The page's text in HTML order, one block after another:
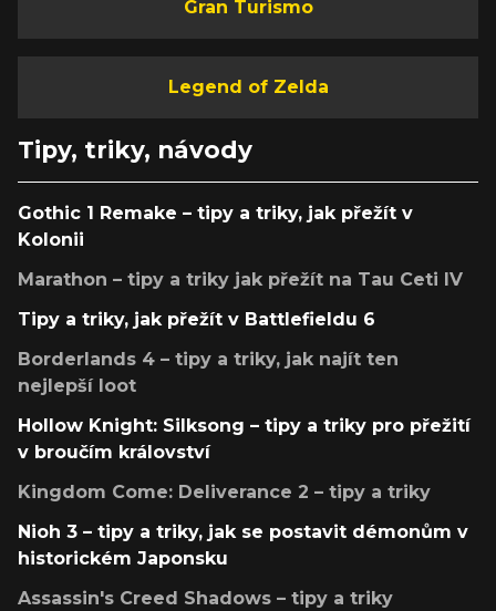
Gran Turismo
Legend of Zelda
Tipy, triky, návody
Gothic 1 Remake – tipy a triky, jak přežít v
Kolonii
Marathon – tipy a triky jak přežít na Tau Ceti IV
Tipy a triky, jak přežít v Battlefieldu 6
Borderlands 4 – tipy a triky, jak najít ten
nejlepší loot
Hollow Knight: Silksong – tipy a triky pro přežití
v broučím království
Kingdom Come: Deliverance 2 – tipy a triky
Nioh 3 – tipy a triky, jak se postavit démonům v
historickém Japonsku
Assassin's Creed Shadows – tipy a triky